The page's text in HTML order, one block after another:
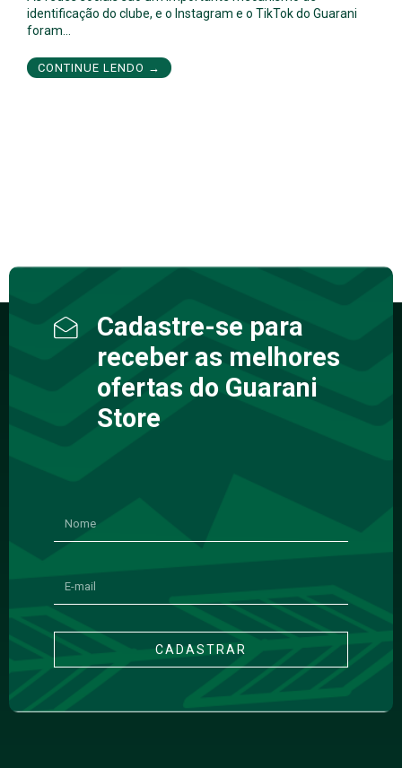
identificação do clube, e o Instagram e o TikTok do Guarani
foram…
CONTINUE LENDO →
Cadastre-se para
receber as melhores
ofertas do Guarani
Store
CADASTRAR